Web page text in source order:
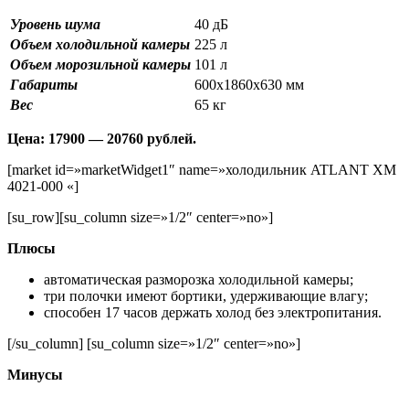
Уровень шума
40 дБ
Объем холодильной камеры 225 л
Объем морозильной камеры 101 л
Габариты
600х1860х630 мм
Вес
65 кг
Цена: 17900 — 20760 рублей.
[market id=»marketWidget1″ name=»холодильник ATLANT XM
4021-000 «]
[su_row][su_column size=»1/2″ center=»no»]
Плюсы
автоматическая разморозка холодильной камеры;
три полочки имеют бортики, удерживающие влагу;
способен 17 часов держать холод без электропитания.
[/su_column] [su_column size=»1/2″ center=»no»]
Минусы